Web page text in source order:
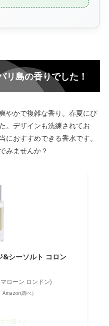
島の香りでした！
やかで複雑な香り。春夏にぴ
。デザインも洗練されてお
におすすめできる香水です。
みませんか？
&シーソルト コロン
ローン ロンドン)
調べ）
11倍！／